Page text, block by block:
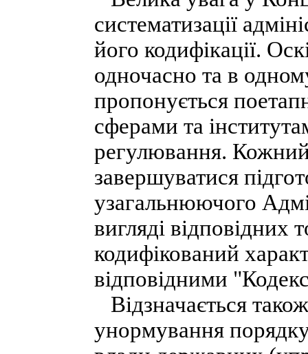
систематизації
його кодифікації.
одночасно та в
пропонується
сферами та
регулювання.
завершуватися
узагальнюючого
вигляді відповідних
кодифікований
відповідними
Відзначається
унормування